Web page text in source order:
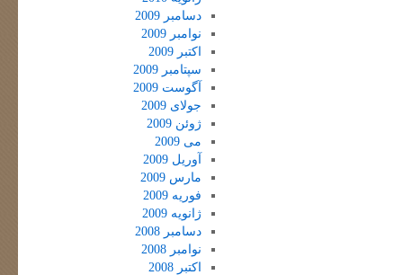
دسامبر 2009
نوامبر 2009
اکتبر 2009
سپتامبر 2009
آگوست 2009
جولای 2009
ژوئن 2009
می 2009
آوریل 2009
مارس 2009
فوریه 2009
ژانویه 2009
دسامبر 2008
نوامبر 2008
اکتبر 2008